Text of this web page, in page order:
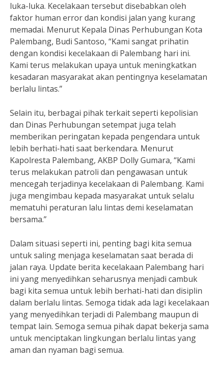
luka-luka. Kecelakaan tersebut disebabkan oleh
faktor human error dan kondisi jalan yang kurang
memadai. Menurut Kepala Dinas Perhubungan Kota
Palembang, Budi Santoso, “Kami sangat prihatin
dengan kondisi kecelakaan di Palembang hari ini.
Kami terus melakukan upaya untuk meningkatkan
kesadaran masyarakat akan pentingnya keselamatan
berlalu lintas.”
Selain itu, berbagai pihak terkait seperti kepolisian
dan Dinas Perhubungan setempat juga telah
memberikan peringatan kepada pengendara untuk
lebih berhati-hati saat berkendara. Menurut
Kapolresta Palembang, AKBP Dolly Gumara, “Kami
terus melakukan patroli dan pengawasan untuk
mencegah terjadinya kecelakaan di Palembang. Kami
juga mengimbau kepada masyarakat untuk selalu
mematuhi peraturan lalu lintas demi keselamatan
bersama.”
Dalam situasi seperti ini, penting bagi kita semua
untuk saling menjaga keselamatan saat berada di
jalan raya. Update berita kecelakaan Palembang hari
ini yang menyedihkan seharusnya menjadi cambuk
bagi kita semua untuk lebih berhati-hati dan disiplin
dalam berlalu lintas. Semoga tidak ada lagi kecelakaan
yang menyedihkan terjadi di Palembang maupun di
tempat lain. Semoga semua pihak dapat bekerja sama
untuk menciptakan lingkungan berlalu lintas yang
aman dan nyaman bagi semua.